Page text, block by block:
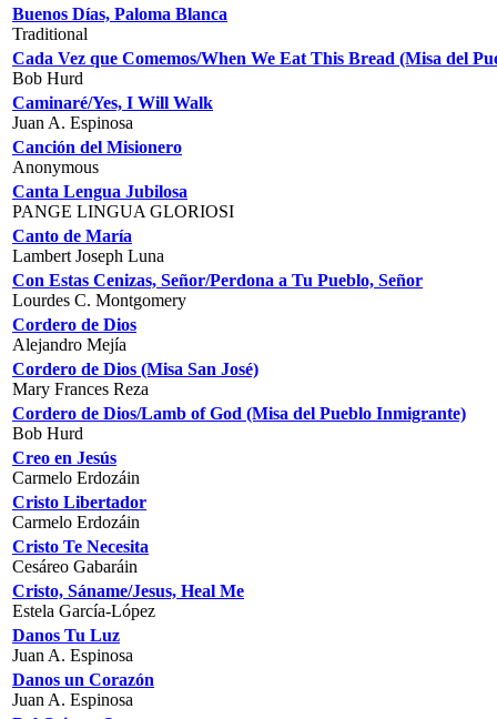
Buenos Días, Paloma Blanca
Traditional
Cada Vez que Comemos/When We Eat This Bread (Misa del
Bob Hurd
Caminaré/Yes, I Will Walk
Juan A. Espinosa
Canción del Misionero
Anonymous
Canta Lengua Jubilosa
PANGE LINGUA GLORIOSI
Canto de María
Lambert Joseph Luna
Con Estas Cenizas, Señor/Perdona a Tu Pueblo, Señor
Lourdes C. Montgomery
Cordero de Dios
Alejandro Mejía
Cordero de Dios (Misa San José)
Mary Frances Reza
Cordero de Dios/Lamb of God (Misa del Pueblo Inmigrante)
Bob Hurd
Creo en Jesús
Carmelo Erdozáin
Cristo Libertador
Carmelo Erdozáin
Cristo Te Necesita
Cesáreo Gabaráin
Cristo, Sáname/Jesus, Heal Me
Estela García-López
Danos Tu Luz
Juan A. Espinosa
Danos un Corazón
Juan A. Espinosa